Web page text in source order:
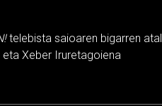
telebista saioaren bigarren atal
Xeber Iruretagoiena